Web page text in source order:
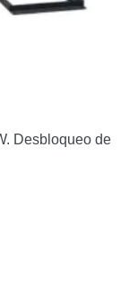
Desbloqueo de